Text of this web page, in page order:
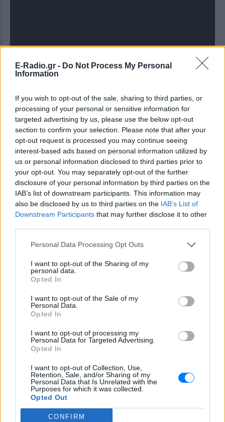
E-Radio.gr - Do Not Process My Personal
Information
If you wish to opt-out of the sale, sharing to third parties, or
processing of your personal or sensitive information for
targeted advertising by us, please use the below opt-out
section to confirm your selection. Please note that after your
opt-out request is processed you may continue seeing
interest-based ads based on personal information utilized by
us or personal information disclosed to third parties prior to
your opt-out. You may separately opt-out of the further
disclosure of your personal information by third parties on the
IAB’s list of downstream participants. This information may
also be disclosed by us to third parties on the IAB’s List of
Downstream Participants that may further disclose it to other
Personal Data Processing Opt Outs
I want to opt-out of the Sharing of my
personal data.
Opted In
I want to opt-out of the Sale of my
Personal Data.
Opted In
I want to opt-out of processing my
Personal Data for Targeted Advertising.
Opted In
I want to opt-out of Collection, Use,
Retention, Sale, and/or Sharing of my
Personal Data that Is Unrelated with the
Purposes for which it was collected.
Opted Out
CONFIRM
ΔΙΑΦΗΜΙΣΗ
Ακολουθήστε το E-Radio.gr στο
και μάθετε πρώτοιτα πιο hot νέα.